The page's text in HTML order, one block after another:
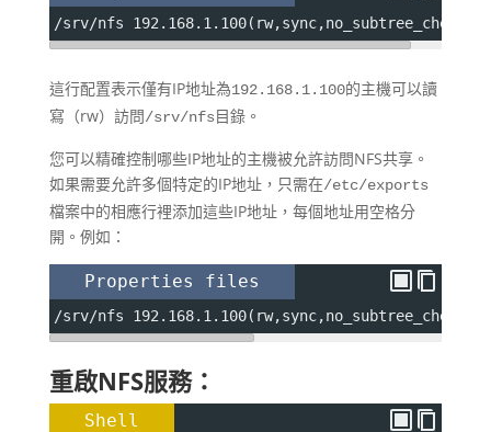
/srv/nfs 192.168.1.100(rw,sync,no_subtree_check)
這行配置表示僅有IP地址為192.168.1.100的主機可以讀
寫（rw）訪問/srv/nfs目錄。
您可以精確控制哪些IP地址的主機被允許訪問NFS共享。
如果需要允許多個特定的IP地址，只需在/etc/exports
檔案中的相應行裡添加這些IP地址，每個地址用空格分
開。例如：
Properties files
/srv/nfs 192.168.1.100(rw,sync,no_subtree_check)
重啟NFS服務：
Shell